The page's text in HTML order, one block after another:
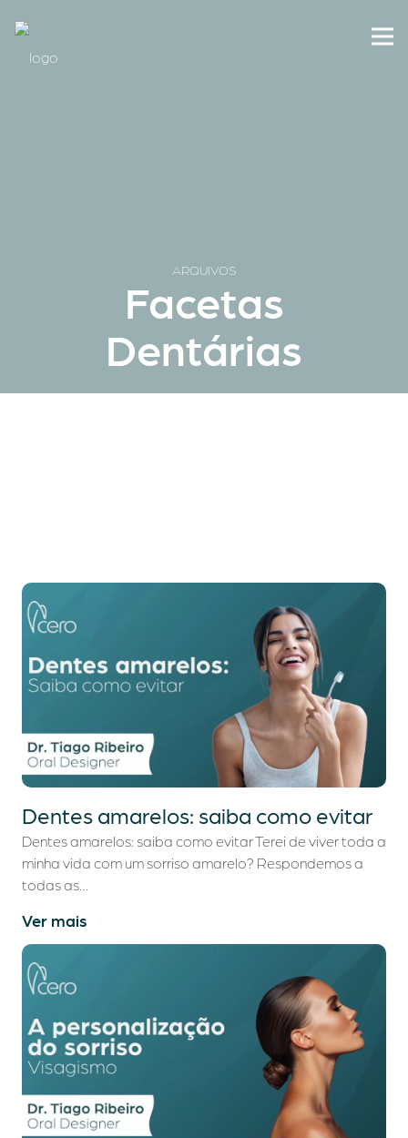
ARQUIVOS
Facetas
Dentárias
Dentes amarelos: saiba como evitar
Dentes amarelos: saiba como evitar Terei de viver toda a
minha vida com um sorriso amarelo? Respondemos a
todas as…
Ver mais